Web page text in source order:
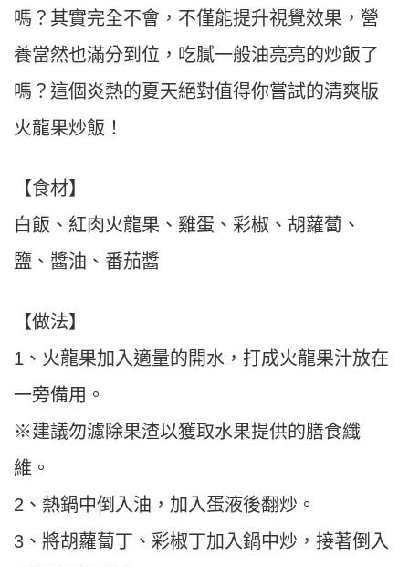
嗎？其實完全不會，不僅能提升視覺效果，營
養當然也滿分到位，吃膩一般油亮亮的炒飯了
嗎？這個炎熱的夏天絕對值得你嘗試的清爽版
火龍果炒飯！
【食材】
白飯、紅肉火龍果、雞蛋、彩椒、胡蘿蔔、
鹽、醬油、番茄醬
【做法】
1、火龍果加入適量的開水，打成火龍果汁放在
一旁備用。
※建議勿濾除果渣以獲取水果提供的膳食纖
維。
2、熱鍋中倒入油，加入蛋液後翻炒。
3、將胡蘿蔔丁、彩椒丁加入鍋中炒，接著倒入